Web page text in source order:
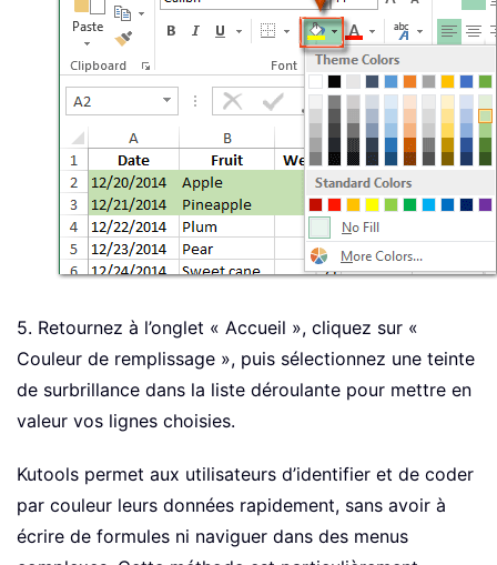
5. Retournez à l’onglet « Accueil », cliquez sur «
Couleur de remplissage », puis sélectionnez une teinte
de surbrillance dans la liste déroulante pour mettre en
valeur vos lignes choisies.
Kutools permet aux utilisateurs d’identifier et de coder
par couleur leurs données rapidement, sans avoir à
écrire de formules ni naviguer dans des menus